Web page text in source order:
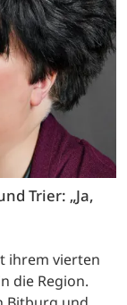
Trier: „Ja,
ihrem vierten
die Region.